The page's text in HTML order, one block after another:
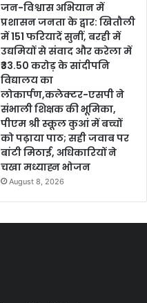
जन-विश्वास अभियान में
प्रशासन जनता के द्वार: खितौली
में 151 फरियादें सुनीं, बरही में
उद्यमियों से संवाद और करेला में
₹33.50 करोड़ के सांदीपनि
विद्यालय का
लोकार्पण,कलेक्टर-एसपी ने
संभाली शिक्षक की भूमिका,
पीएम श्री स्कूल कुआं में बच्चों
को पढ़ाया पाठ; सही जवाब पर
बांटी मिठाई, अधिकारियों ने
चखा मध्याह्न भोजन
August 8, 2026